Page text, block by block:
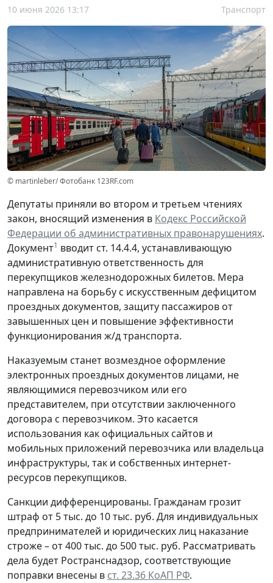
10 июня 2026 13:17 Транспорт
© martinleber/ Фотобанк 123RF.com
Депутаты приняли во втором и третьем чтениях
закон, вносящий изменения в Кодекс Российской
Федерации об административных правонарушениях.
Документ1 вводит ст. 14.4.4, устанавливающую
административную ответственность для
перекупщиков железнодорожных билетов. Мера
направлена на борьбу с искусственным дефицитом
проездных документов, защиту пассажиров от
завышенных цен и повышение эффективности
функционирования ж/д транспорта.
Наказуемым станет возмездное оформление
электронных проездных документов лицами, не
являющимися перевозчиком или его
представителем, при отсутствии заключенного
договора с перевозчиком. Это касается
использования как официальных сайтов и
мобильных приложений перевозчика или владельца
инфраструктуры, так и собственных интернет-
ресурсов перекупщиков.
Санкции дифференцированы. Гражданам грозит
штраф от 5 тыс. до 10 тыс. руб. Для индивидуальных
предпринимателей и юридических лиц наказание
строже – от 400 тыс. до 500 тыс. руб. Рассматривать
дела будет Ространснадзор, соответствующие
поправки внесены в ст. 23.36 КоАП РФ.